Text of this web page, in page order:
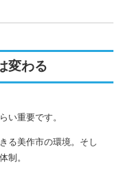
変わる
い重要です。
る美作市の環境。そし
制。